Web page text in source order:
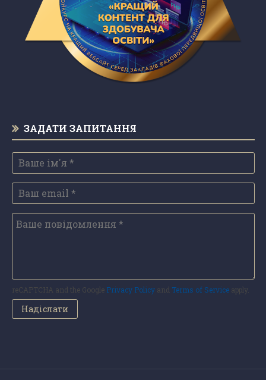
ЗАДАТИ ЗАПИТАННЯ
reCAPTCHA and the Google Privacy Policyand Terms of Serviceapply.